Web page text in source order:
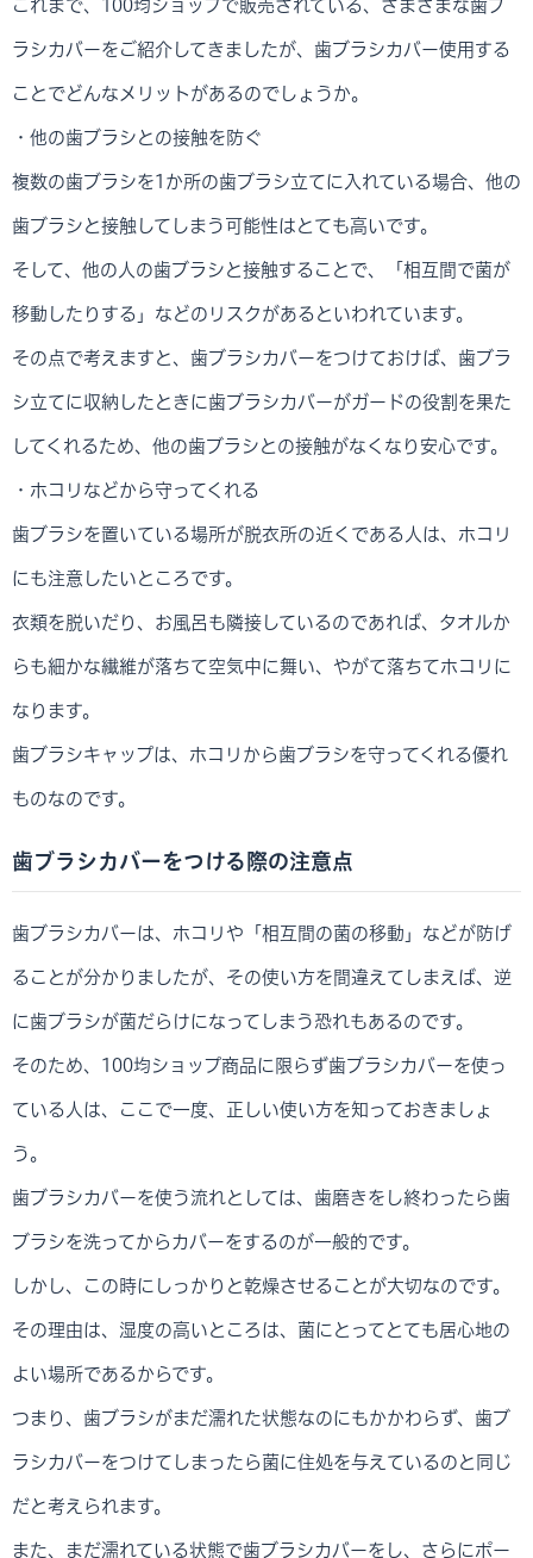
これまで、100均ショップで販売されている、さまざまな歯ブ
ラシカバーをご紹介してきましたが、歯ブラシカバー使用する
ことでどんなメリットがあるのでしょうか。
・他の歯ブラシとの接触を防ぐ
複数の歯ブラシを1か所の歯ブラシ立てに入れている場合、他の
歯ブラシと接触してしまう可能性はとても高いです。
そして、他の人の歯ブラシと接触することで、「相互間で菌が
移動したりする」などのリスクがあるといわれています。
その点で考えますと、歯ブラシカバーをつけておけば、歯ブラ
シ立てに収納したときに歯ブラシカバーがガードの役割を果た
してくれるため、他の歯ブラシとの接触がなくなり安心です。
・ホコリなどから守ってくれる
歯ブラシを置いている場所が脱衣所の近くである人は、ホコリ
にも注意したいところです。
衣類を脱いだり、お風呂も隣接しているのであれば、タオルか
らも細かな繊維が落ちて空気中に舞い、やがて落ちてホコリに
なります。
歯ブラシキャップは、ホコリから歯ブラシを守ってくれる優れ
ものなのです。
歯ブラシカバーをつける際の注意点
歯ブラシカバーは、ホコリや「相互間の菌の移動」などが防げ
ることが分かりましたが、その使い方を間違えてしまえば、逆
に歯ブラシが菌だらけになってしまう恐れもあるのです。
そのため、100均ショップ商品に限らず歯ブラシカバーを使っ
ている人は、ここで一度、正しい使い方を知っておきましょ
う。
歯ブラシカバーを使う流れとしては、歯磨きをし終わったら歯
ブラシを洗ってからカバーをするのが一般的です。
しかし、この時にしっかりと乾燥させることが大切なのです。
その理由は、湿度の高いところは、菌にとってとても居心地の
よい場所であるからです。
つまり、歯ブラシがまだ濡れた状態なのにもかかわらず、歯ブ
ラシカバーをつけてしまったら菌に住処を与えているのと同じ
だと考えられます。
また、まだ濡れている状態で歯ブラシカバーをし、さらにポー